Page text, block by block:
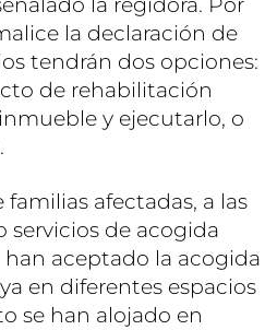
la regidora. Por
la declaración de
tendrán dos opciones:
de rehabilitación
y ejecutarlo, o
afectadas, a las
servicios de acogida
aceptado la acogida
en diferentes espacios
se han alojado en